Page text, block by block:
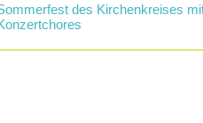
des Kirchenkreises